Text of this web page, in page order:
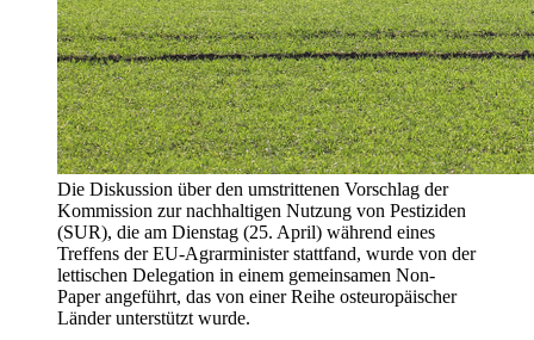
Die Diskussion über den umstrittenen Vorschlag der
Kommission zur nachhaltigen Nutzung von Pestiziden
(SUR), die am Dienstag (25. April) während eines
Treffens der EU-Agrarminister stattfand, wurde von der
lettischen Delegation in einem gemeinsamen Non-
Paper angeführt, das von einer Reihe osteuropäischer
Länder unterstützt wurde.